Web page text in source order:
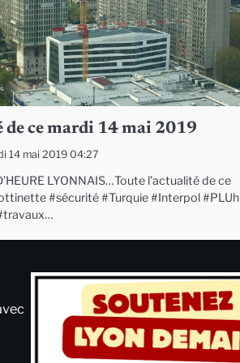
de ce mardi 14 mai 2019
14 mai 2019 04:27
LYONNAIS…Toute l’actualité de ce
#sécurité #Turquie #Interpol #PLUh